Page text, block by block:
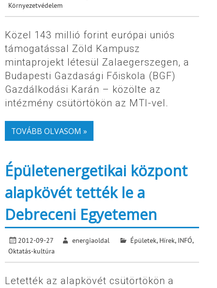
Környezetvédelem
Közel 143 millió forint európai uniós
támogatással Zöld Kampusz
mintaprojekt létesül Zalaegerszegen, a
Budapesti Gazdasági Főiskola (BGF)
Gazdálkodási Karán – közölte az
intézmény csütörtökön az MTI-vel.
TOVÁBB OLVASOM »
Épületenergetikai központ
alapkövét tették le a
Debreceni Egyetemen
2012-09-27 energiaoldal Épületek, Hírek, INFÓ,
Oktatás-kultúra
Letették az alapkövét csütörtökön a